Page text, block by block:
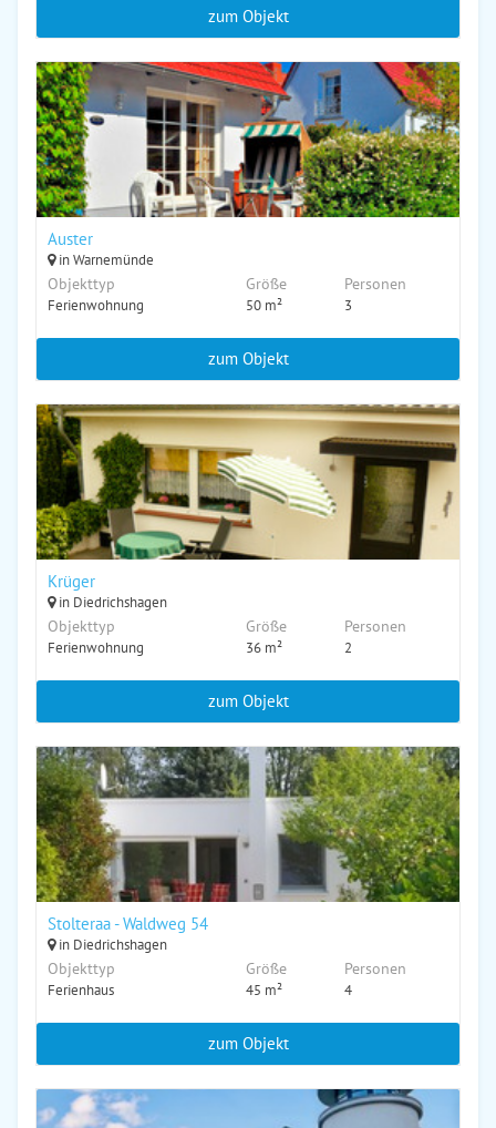
zum Objekt
Auster
in Warnemünde
Objekttyp
Ferienwohnung
Größe
50 m²
Personen
3
zum Objekt
Krüger
in Diedrichshagen
Objekttyp
Ferienwohnung
Größe
36 m²
Personen
2
zum Objekt
Stolteraa - Waldweg 54
in Diedrichshagen
Objekttyp
Ferienhaus
Größe
45 m²
Personen
4
zum Objekt